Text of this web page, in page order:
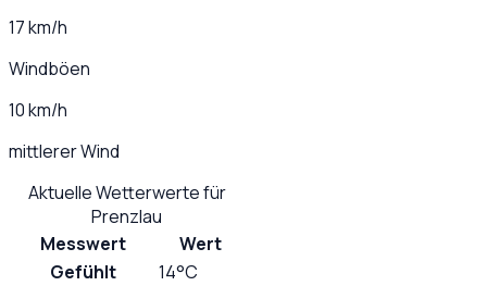
17 km/h
Windböen
10 km/h
mittlerer Wind
Aktuelle Wetterwerte für
Prenzlau
Messwert
Wert
Gefühlt
14°C